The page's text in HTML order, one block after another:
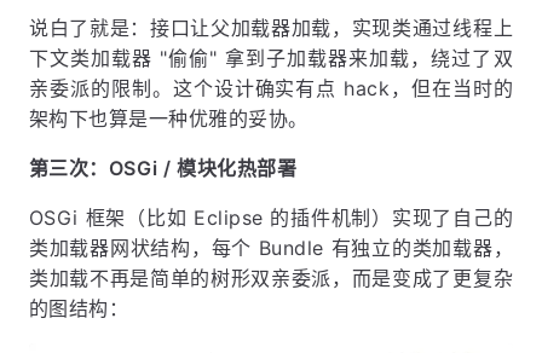
说白了就是：接口让父加载器加载，实现类通过线程上
下文类加载器 "偷偷" 拿到子加载器来加载，绕过了双
亲委派的限制。这个设计确实有点 hack，但在当时的
架构下也算是一种优雅的妥协。
第三次：OSGi / 模块化热部署
OSGi 框架（比如 Eclipse 的插件机制）实现了自己的
类加载器网状结构，每个 Bundle 有独立的类加载器，
类加载不再是简单的树形双亲委派，而是变成了更复杂
的图结构：